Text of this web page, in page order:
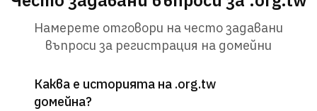
Намерете отговори на често задавани
въпроси за регистрация на домейни
Каква е историята на .org.tw
домейна?